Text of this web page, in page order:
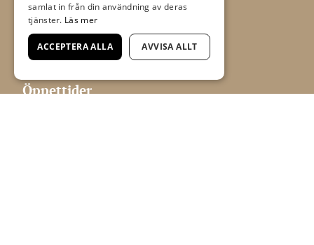
523 44 Ulricehamn
aif@timmelemaleri.se
Öppettider
samlat in från din användning av deras
tjänster. Läs mer
ACCEPTERA ALLA AVVISA ALLT